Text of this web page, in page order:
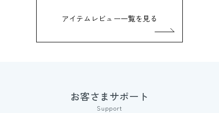
アイテムレビュー一覧を見る
お客さまサポート
Support